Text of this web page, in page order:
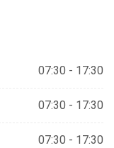
07:30 - 17:30
07:30 - 17:30
07:30 - 17:30